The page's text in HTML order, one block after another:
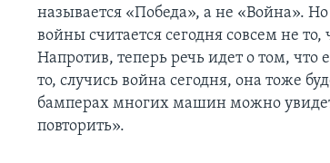
называется «Победа», а не «Война».
войны считается сегодня совсем не
Напротив, теперь речь идет о том, что
то, случись война сегодня, она тоже
бамперах многих машин можно
повторить».